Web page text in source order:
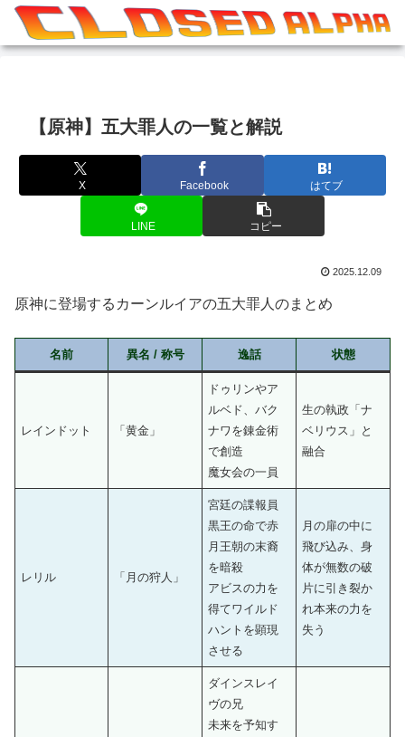
【原神】五大罪人の一覧と解説
X Facebook はてブ
LINE コピー
2025.12.09
原神に登場するカーンルイアの五大罪人のまとめ
名前 異名 / 称号 逸話 状態
レインドット 「黄金」
ドゥリンやア
ルベド、バク
ナワを錬金術
で創造
魔女会の一員
生の執政「ナ
ベリウス」と
融合
レリル 「月の狩人」
宮廷の諜報員
黒王の命で赤
月王朝の末裔
を暗殺
アビスの力を
得てワイルド
ハントを顕現
させる
月の扉の中に
飛び込み、身
体が無数の破
片に引き裂か
れ本来の力を
失う
ダインスレイ
ヴの兄
未来を予知す